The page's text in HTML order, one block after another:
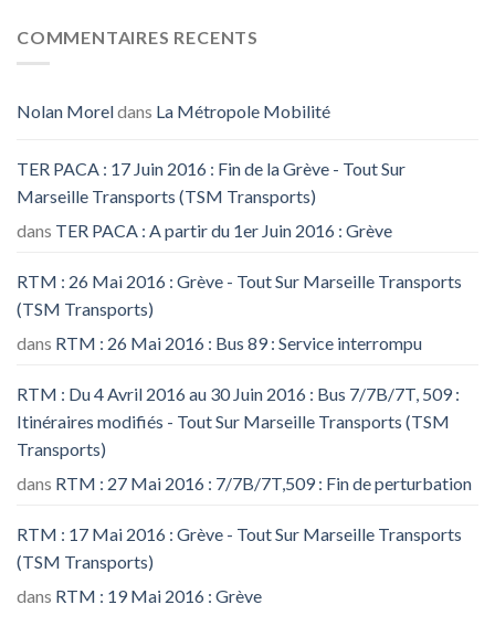
COMMENTAIRES RECENTS
Nolan Moreldans La Métropole Mobilité
TER PACA : 17 Juin 2016 : Fin de la Grève - Tout Sur
Marseille Transports (TSM Transports)
dans TER PACA : A partir du 1er Juin 2016 : Grève
RTM : 26 Mai 2016 : Grève - Tout Sur Marseille Transports
(TSM Transports)
dans RTM : 26 Mai 2016 : Bus 89 : Service interrompu
RTM : Du 4 Avril 2016 au 30 Juin 2016 : Bus 7/7B/7T, 509 :
Itinéraires modifiés - Tout Sur Marseille Transports (TSM
Transports)
dans RTM : 27 Mai 2016 : 7/7B/7T,509 : Fin de perturbation
RTM : 17 Mai 2016 : Grève - Tout Sur Marseille Transports
(TSM Transports)
dans RTM : 19 Mai 2016 : Grève